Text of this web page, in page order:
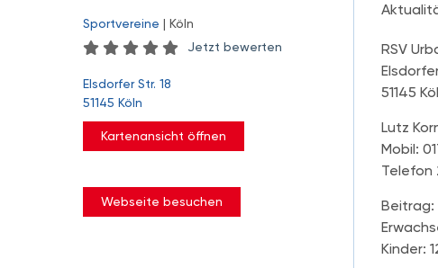
Sportvereine | Köln
Jetzt bewerten
Elsdorfer Str. 18
51145 Köln
Kartenansicht öffnen
Webseite besuchen
RSV
51145
Lutz
Mobil:
Telefon
Beitrag:
Kinder: